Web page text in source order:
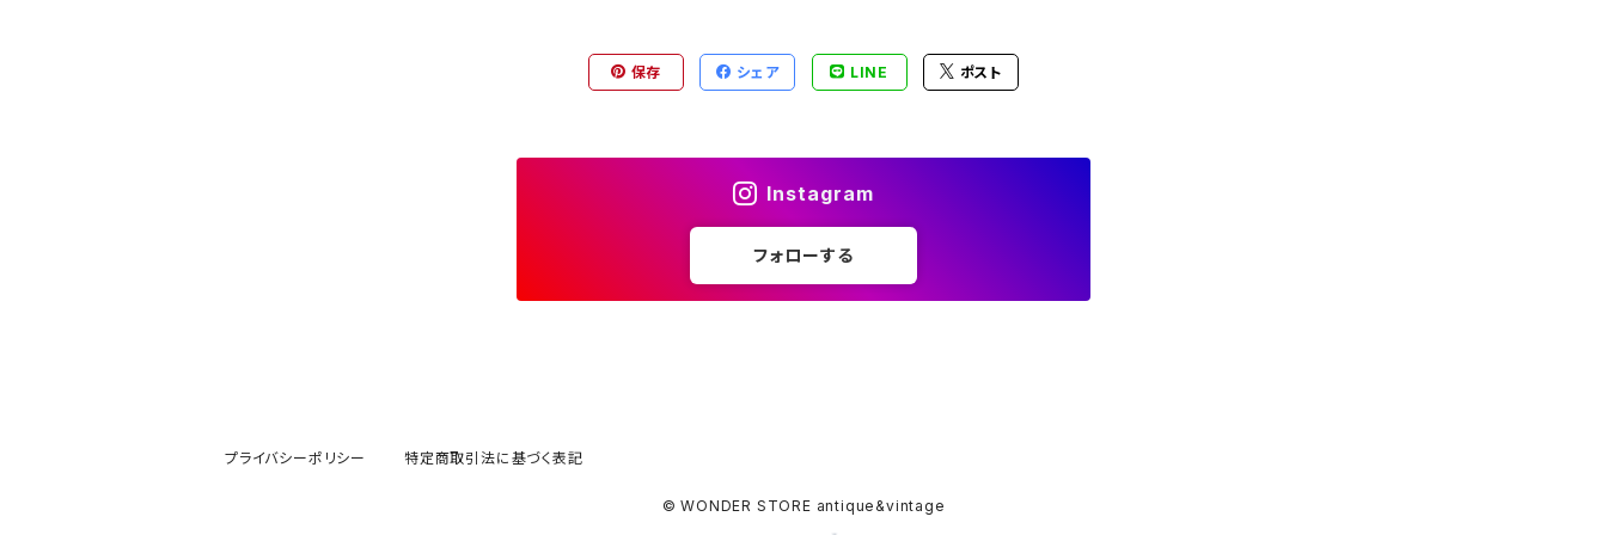
保存 シェア LINE ポスト
Instagram
フォローする
プライバシーポリシー 特定商取引法に基づく表記
© WONDER STORE antique&vintage